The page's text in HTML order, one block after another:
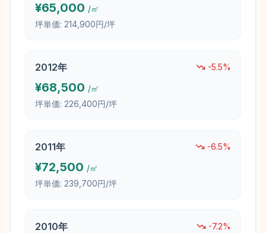
¥65,000 /㎡
坪単価: 214,900円/坪
2012年 -5.5%
¥68,500 /㎡
坪単価: 226,400円/坪
2011年 -6.5%
¥72,500 /㎡
坪単価: 239,700円/坪
2010年 -7.2%